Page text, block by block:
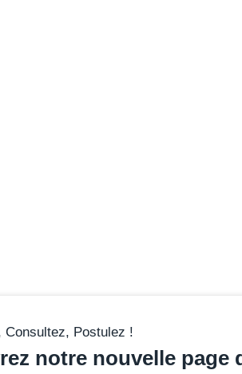
Consultez, Postulez !
notre nouvelle page